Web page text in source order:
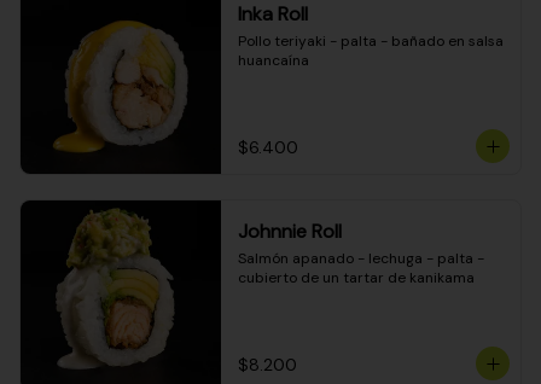
Inka Roll
Pollo teriyaki - palta - bañado en salsa
huancaína
$6.400
Johnnie Roll
Salmón apanado - lechuga - palta -
cubierto de un tartar de kanikama
$8.200